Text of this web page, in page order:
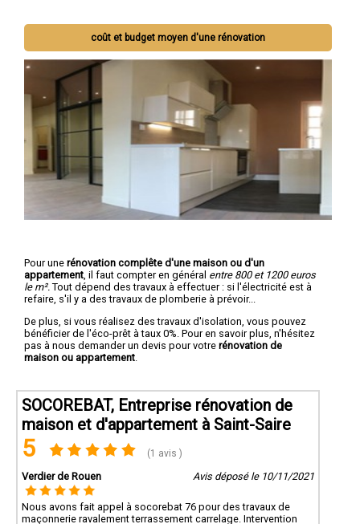
coût et budget moyen d'une rénovation
Pour une rénovation complête d'une maison ou d'un
appartement , il faut compter en général entre 800 et 1200 euros
le m². Tout dépend des travaux à effectuer : si l'électricité est à
refaire, s'il y a des travaux de plomberie à prévoir...
De plus, si vous réalisez des travaux d'isolation, vous pouvez
bénéficier de l'éco-prêt à taux 0%. Pour en savoir plus, n'hésitez
pas à nous demander un devis pour votre rénovation de
maison ou appartement
SOCOREBAT, Entreprise rénovation de
maison et d'appartement à Saint-Saire
5 (1 avis )
Verdier de Rouen Avis déposé le 10/11/2021
Nous avons fait appel à socorebat 76 pour des travaux de
maçonnerie ravalement terrassement carrelage. Intervention